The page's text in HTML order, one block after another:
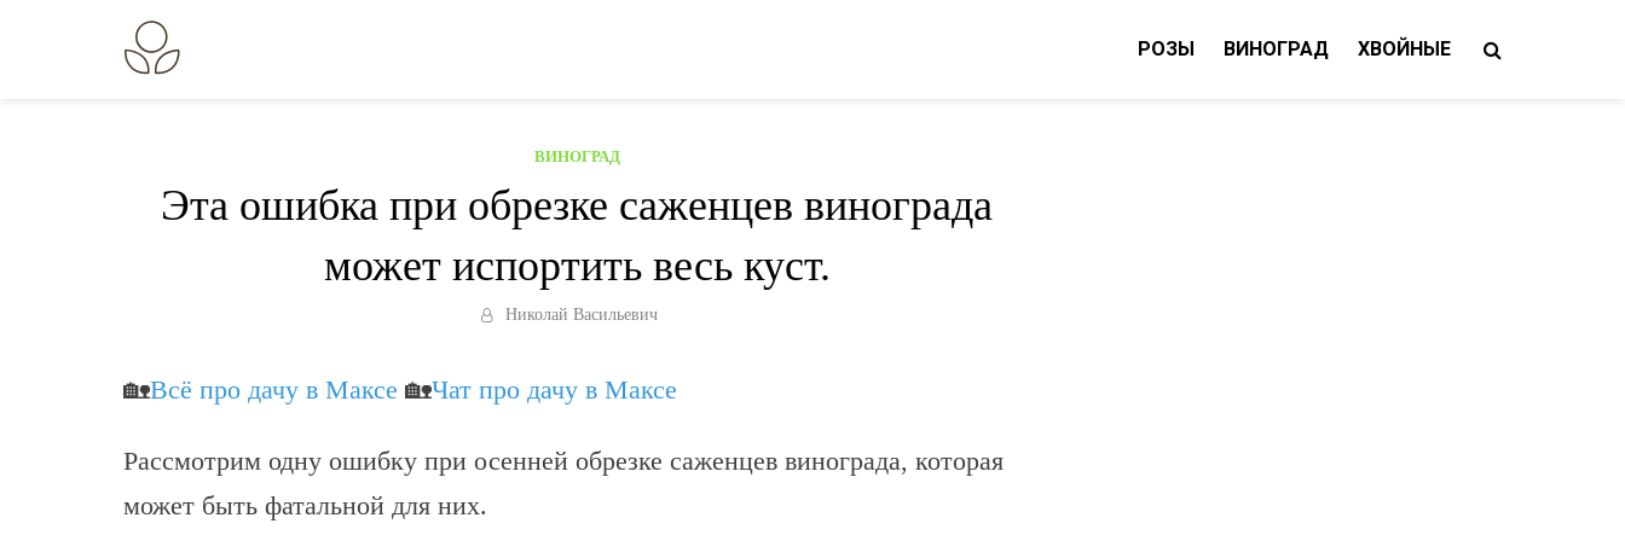
РОЗЫ ВИНОГРАД ХВОЙНЫЕ
ВИНОГРАД
Эта ошибка при обрезке саженцев винограда
может испортить весь куст.
Николай Васильевич
🏡Всё про дачу в Максе 🏡Чат про дачу в Максе
Рассмотрим одну ошибку при осенней обрезке саженцев винограда, которая
может быть фатальной для них.